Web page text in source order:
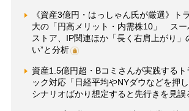
《資産3億円・はっしゃん氏が厳選》ト
大の「円高メリット・内需株10」 スー
ストア、IP関連ほか「長く右肩上がり」
い”と分析
資産1.5億円超・Bコミさんが実践するト
ック対応「日経平均やNYダウなどを押
シナリオばかり想定すると先行きを見誤